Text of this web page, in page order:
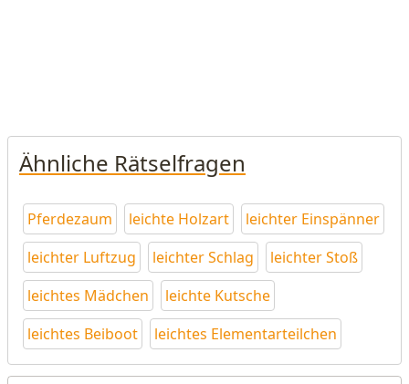
Ähnliche Rätselfragen
Pferdezaum leichte Holzart
leichter Einspänner
leichter Luftzug
leichter Schlag
leichter Stoß
leichtes Mädchen
leichte Kutsche
leichtes Beiboot
leichtes Elementarteilchen